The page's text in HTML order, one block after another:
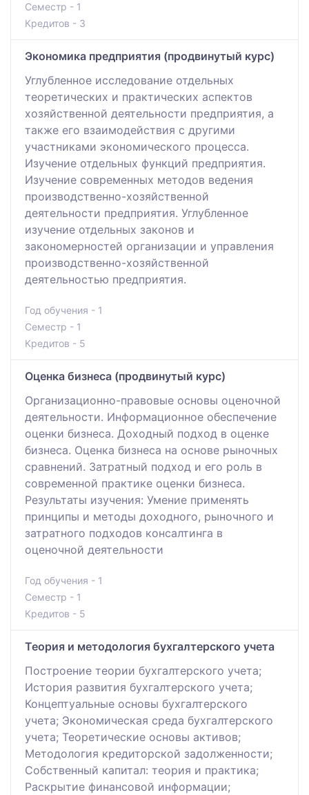
Семестр - 1
Кредитов - 3
Экономика предприятия (продвинутый курс)
Углубленное исследование отдельных
теоретических и практических аспектов
хозяйственной деятельности предприятия, а
также его взаимодействия с другими
участниками экономического процесса.
Изучение отдельных функций предприятия.
Изучение современных методов ведения
производственно-хозяйственной
деятельности предприятия. Углубленное
изучение отдельных законов и
закономерностей организации и управления
производственно-хозяйственной
деятельностью предприятия.
Год обучения - 1
Семестр - 1
Кредитов - 5
Оценка бизнеса (продвинутый курс)
Организационно-правовые основы оценочной
деятельности. Информационное обеспечение
оценки бизнеса. Доходный подход в оценке
бизнеса. Оценка бизнеса на основе рыночных
сравнений. Затратный подход и его роль в
современной практике оценки бизнеса.
Результаты изучения: Умение применять
принципы и методы доходного, рыночного и
затратного подходов консалтинга в
оценочной деятельности
Год обучения - 1
Семестр - 1
Кредитов - 5
Теория и методология бухгалтерского учета
Построение теории бухгалтерского учета;
История развития бухгалтерского учета;
Концептуальные основы бухгалтерского
учета; Экономическая среда бухгалтерского
учета; Теоретические основы активов;
Методология кредиторской задолженности;
Собственный капитал: теория и практика;
Раскрытие финансовой информации;